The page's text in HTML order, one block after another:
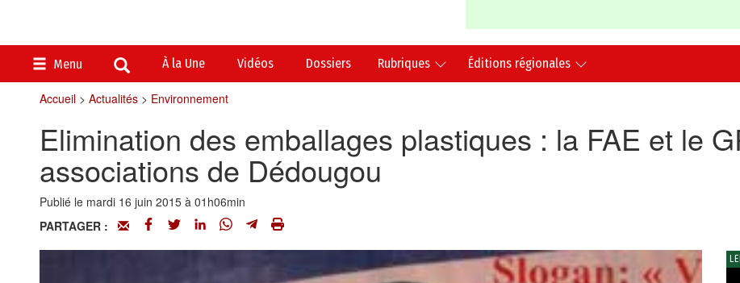
Menu À la Une Vidéos Dossiers Rubriques Éditions régionales
Accueil> Actualités> Environnement
Elimination des emballages plastiques : la FAE et le
associations de Dédougou
Publié le mardi 16 juin 2015 à 01h06min
PARTAGER :